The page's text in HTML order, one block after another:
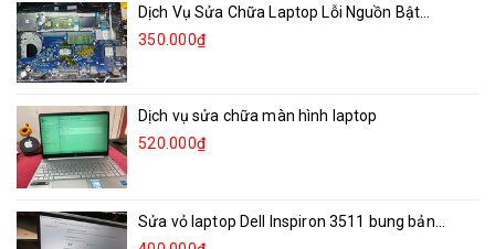
Dịch Vụ Sửa Chữa Laptop Lỗi Nguồn Bật...
350.000₫
Dịch vụ sửa chữa màn hình laptop
520.000₫
Sửa vỏ laptop Dell Inspiron 3511 bung bản...